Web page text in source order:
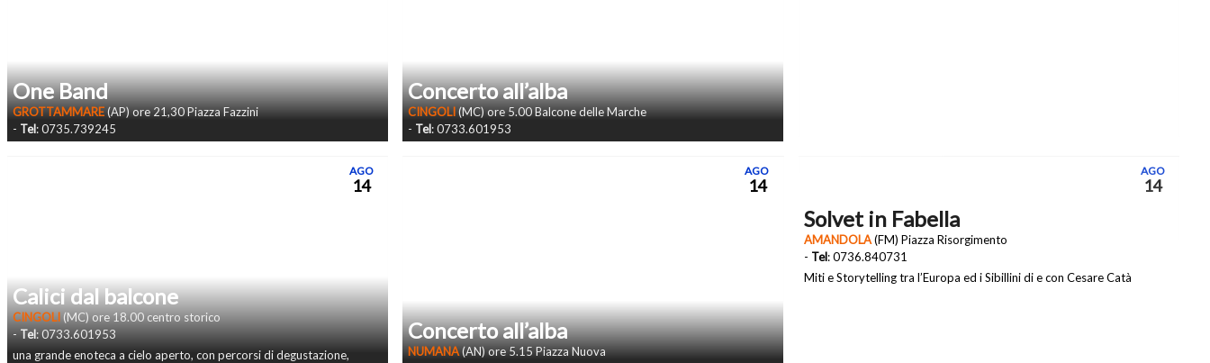
One Band
GROTTAMMARE(AP) ore 21,30 Piazza Fazzini
- Tel: 0735.739245
Concerto all’alba
CINGOLI(MC) ore 5.00 Balcone delle Marche
- Tel: 0733.601953
AGO
14
Calici dal balcone
CINGOLI(MC) ore 18.00 centro storico
- Tel: 0733.601953
una grande enoteca a cielo aperto, con percorsi di degustazione,
AGO
14
Concerto all’alba
NUMANA(AN) ore 5.15 Piazza Nuova
AGO
14
Solvet in Fabella
AMANDOLA(FM) Piazza Risorgimento
- Tel: 0736.840731
Miti e Storytelling tra l’Europa ed i Sibillini di e con Cesare Catà